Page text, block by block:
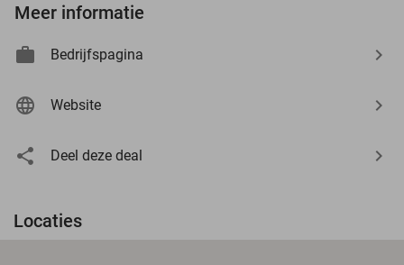
Meer informatie
Bedrijfspagina
Website
Deel deze deal
Locaties